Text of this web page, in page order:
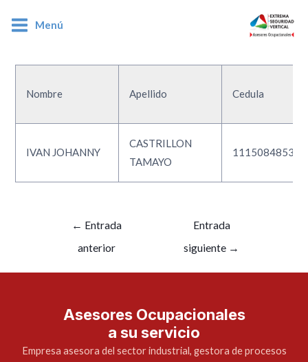
Menú
Nombre Apellido Cedula
IVAN JOHANNY
CASTRILLON
TAMAYO
1115084853
← Entrada
anterior
Entrada
siguiente →
Asesores Ocupacionales
a su servicio
Empresa asesora del sector industrial, gestora de procesos